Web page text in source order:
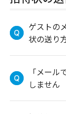
ゲストの
状の送り
「メー
しません